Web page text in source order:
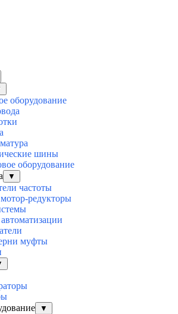
оборудование
шины
оборудование
▼
частоты
редукторы
муфты
▼